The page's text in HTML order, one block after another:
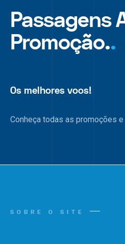
Passagens
Promoção..
Os melhores voos!
Conheça todas as promoções
SOBRE O SITE